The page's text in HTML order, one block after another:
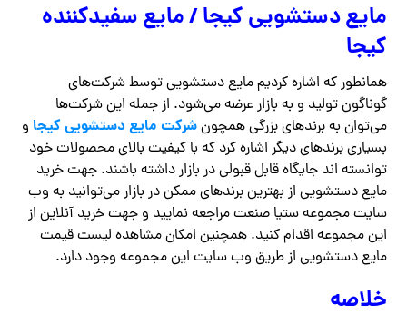
مایع دستشویی کیجا / مایع سفیدکننده
کیجا
همانطور که اشاره کردیم مایع دستشویی توسط شرکت‌های
گوناگون تولید و به بازار عرضه می‌شود. از جمله این شرکت‌ها
می‌توان به برندهای بزرگی همچونشرکت مایع دستشویی کیجا و
بسیاری برندهای دیگر اشاره کرد که با کیفیت بالای محصولات خود
توانسته اند جایگاه قابل قبولی در بازار داشته باشند. جهت خرید
مایع دستشویی از بهترین برندهای ممکن در بازار می‌توانید به وب
سایت مجموعه ستیا صنعت مراجعه نمایید و جهت خرید آنلاین از
این مجموعه اقدام کنید. همچنین امکان مشاهده لیست قیمت
مایع دستشویی از طریق وب سایت این مجموعه وجود دارد.
خلاصه